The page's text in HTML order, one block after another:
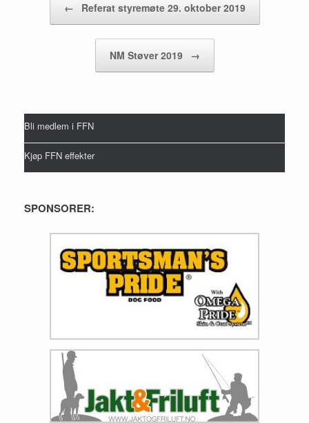
← Referat styremøte 29. oktober 2019
NM Støver 2019 →
Bli medlem i FFN
Kjøp FFN effekter
SPONSORER: